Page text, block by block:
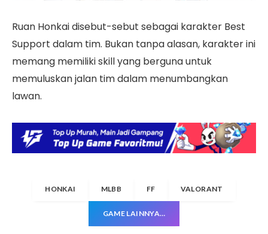
Ruan Honkai disebut-sebut sebagai karakter Best
Support dalam tim. Bukan tanpa alasan, karakter ini
memang memiliki skill yang berguna untuk
memuluskan jalan tim dalam menumbangkan
lawan.
HONKAI MLBB FF VALORANT
GAME LAINNYA…